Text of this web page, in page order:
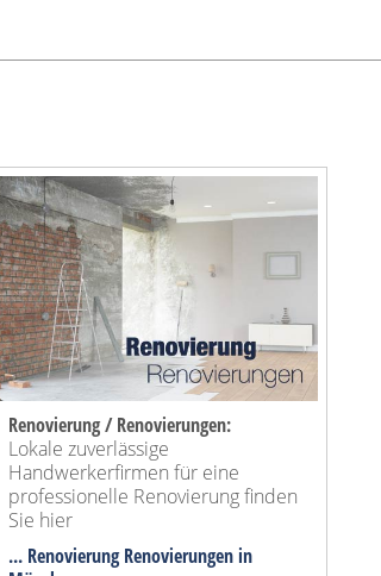
Renovierung / Renovierungen:
Lokale zuverlässige
Handwerkerfirmen für eine
professionelle Renovierung finden
Sie hier
... Renovierung Renovierungen in